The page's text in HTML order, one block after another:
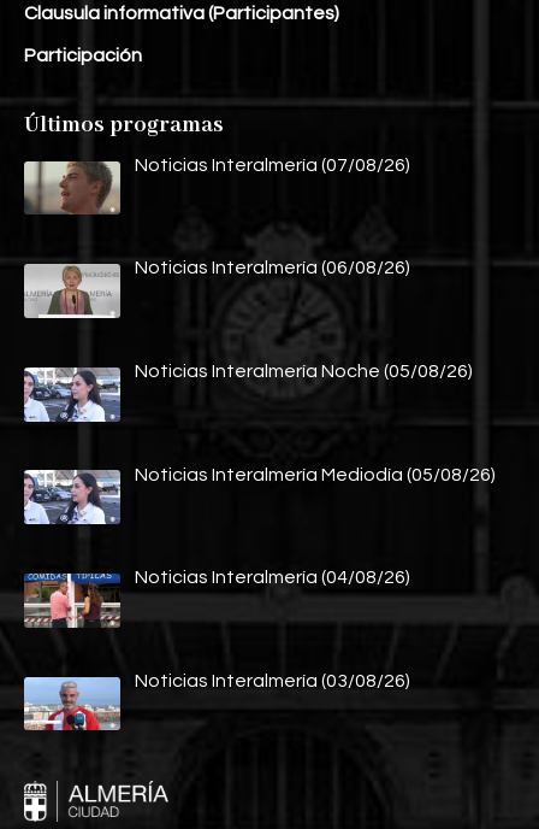
Clausula informativa (Participantes)
Participación
Últimos programas
Noticias Interalmería (07/08/26)
Noticias Interalmería (06/08/26)
Noticias Interalmería Noche (05/08/26)
Noticias Interalmería Mediodía (05/08/26)
Noticias Interalmería (04/08/26)
Noticias Interalmería (03/08/26)